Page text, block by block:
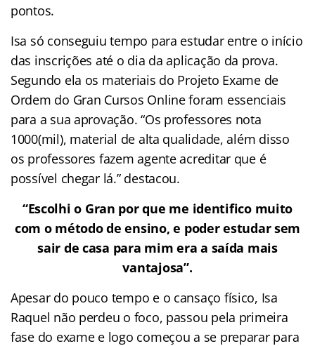
pontos.
Isa só conseguiu tempo para estudar entre o início
das inscrições até o dia da aplicação da prova.
Segundo ela os materiais do Projeto Exame de
Ordem do Gran Cursos Online foram essenciais
para a sua aprovação. “Os professores nota
1000(mil), material de alta qualidade, além disso
os professores fazem agente acreditar que é
possível chegar lá.” destacou.
“Escolhi o Gran por que me identifico muito
com o método de ensino, e poder estudar sem
sair de casa para mim era a saída mais
vantajosa”.
Apesar do pouco tempo e o cansaço físico, Isa
Raquel não perdeu o foco, passou pela primeira
fase do exame e logo começou a se preparar para